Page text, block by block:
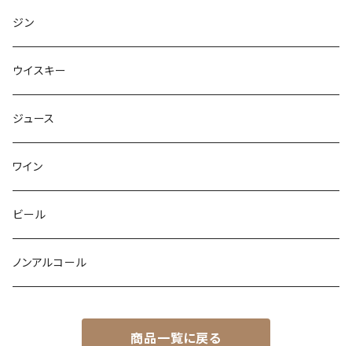
ジン
ウイスキー
ジュース
ワイン
ビール
ノンアルコール
商品一覧に戻る